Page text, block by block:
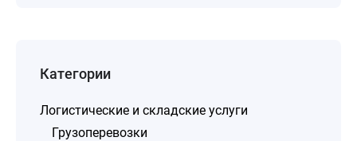
Категории
Логистические и складские услуги
Грузоперевозки